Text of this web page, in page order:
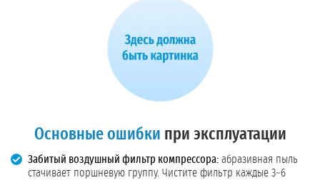
Основные ошибки при эксплуатации
Забитый воздушный фильтр компрессора: абразивная пыль
стачивает поршневую группу. Чистите фильтр каждые 3–6